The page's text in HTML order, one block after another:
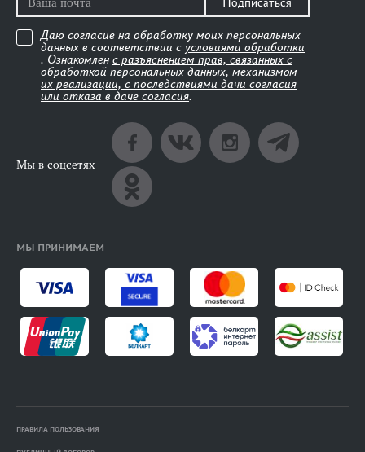
Даю согласие на обработку моих персональных
данных в соответствии с условиями обработки
. Ознакомлен с разъяснением прав, связанных с
обработкой персональных данных, механизмом
их реализации, с последствиями дачи согласия
или отказа в даче согласия.
Мы в соцсетях
МЫ ПРИНИМАЕМ
ПРАВИЛА ПОЛЬЗОВАНИЯ